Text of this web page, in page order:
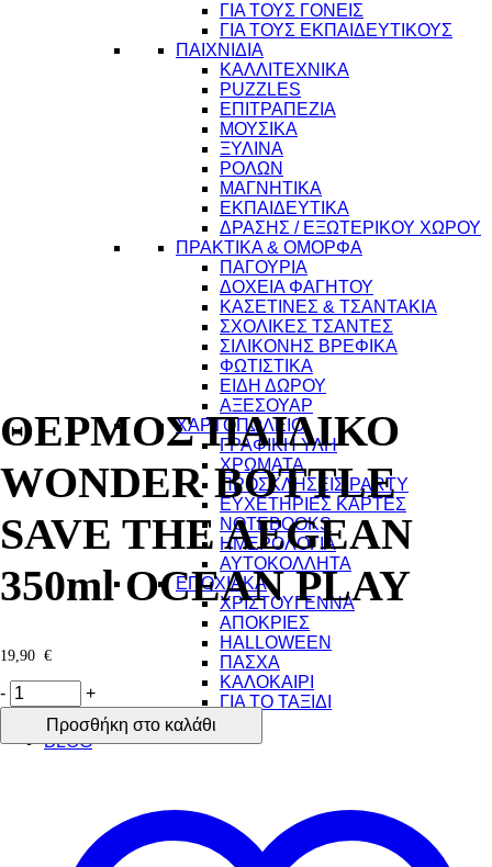
ΓΙΑ ΤΟΥΣ ΓΟΝΕΙΣ
ΓΙΑ ΤΟΥΣ ΕΚΠΑΙΔΕΥΤΙΚΟΥΣ
ΠΑΙΧΝΙΔΙΑ
ΚΑΛΛΙΤΕΧΝΙΚΑ
PUZZLES
ΕΠΙΤΡΑΠΕΖΙΑ
ΜΟΥΣΙΚΑ
ΞΥΛΙΝΑ
ΡΟΛΩΝ
ΜΑΓΝΗΤΙΚΑ
ΕΚΠΑΙΔΕΥΤΙΚΑ
ΔΡΑΣΗΣ / ΕΞΩΤΕΡΙΚΟΥ ΧΩΡΟΥ
ΠΡΑΚΤΙΚΑ & ΟΜΟΡΦΑ
ΠΑΓΟΥΡΙΑ
ΔΟΧΕΙΑ ΦΑΓΗΤΟΥ
ΚΑΣΕΤΙΝΕΣ & ΤΣΑΝΤΑΚΙΑ
ΣΧΟΛΙΚΕΣ ΤΣΑΝΤΕΣ
ΣΙΛΙΚΟΝΗΣ ΒΡΕΦΙΚΑ
ΦΩΤΙΣΤΙΚΑ
ΕΙΔΗ ΔΩΡΟΥ
ΑΞΕΣΟΥΑΡ
ΧΑΡΤΟΠΩΛΕΙΟ
ΓΡΑΦΙΚΗ ΥΛΗ
ΧΡΩΜΑΤΑ
ΠΡΟΣΚΛΗΣΕΙΣ PARTY
ΕΥΧΕΤΗΡΙΕΣ ΚΑΡΤΕΣ
NOTEBOOKS
ΗΜΕΡΟΛΟΓΙΑ
ΑΥΤΟΚΟΛΛΗΤΑ
ΕΠΟΧΙΑΚΑ
ΧΡΙΣΤΟΥΓΕΝΝΑ
ΑΠΟΚΡΙΕΣ
HALLOWEEN
ΠΑΣΧΑ
ΚΑΛΟΚΑΙΡΙ
ΓΙΑ ΤΟ ΤΑΞΙΔΙ
ΠΡΟΦΙΛ
BLOG
ΘΕΡΜΟΣ ΠΑΙΔΙΚΟ
WONDER BOTTLE
SAVE THE AEGEAN
350ml OCEAN PLAY
19,90 €
ΘΕΡΜΟΣ
ΠΑΙΔΙΚΟ
WONDER
BOTTLE
-
+
Προσθήκη στο καλάθι